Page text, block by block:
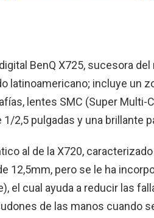
BenQ X725, sucesora
latinoamericano; incluye un
lentes SMC (Super Multi-
1/2,5 pulgadas y una brillante
al de la X720,
12,5mm, pero se le ha
el cual ayuda a reducir las
de las manos cuando